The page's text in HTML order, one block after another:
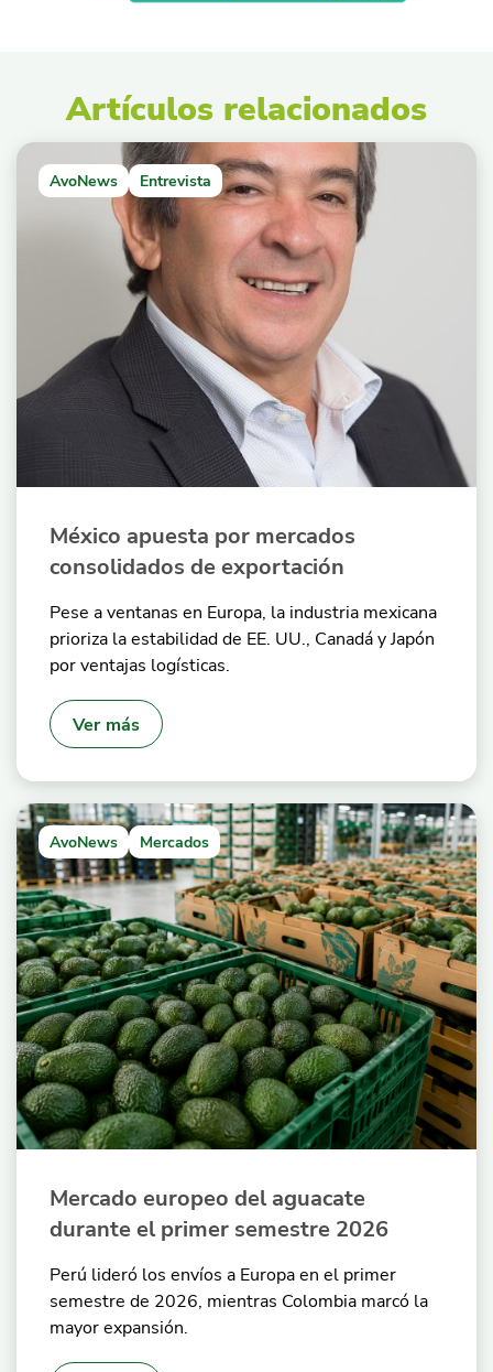
Artículos relacionados
AvoNews Entrevista
México apuesta por mercados
consolidados de exportación
Pese a ventanas en Europa, la industria mexicana
prioriza la estabilidad de EE. UU., Canadá y Japón
por ventajas logísticas.
Ver más
AvoNews Mercados
Mercado europeo del aguacate
durante el primer semestre 2026
Perú lideró los envíos a Europa en el primer
semestre de 2026, mientras Colombia marcó la
mayor expansión.